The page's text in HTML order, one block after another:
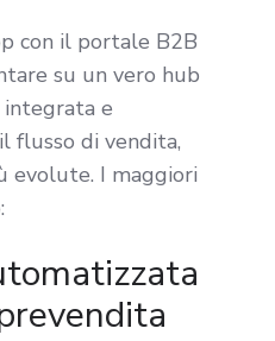
con il portale B2B
su un vero hub
e
flusso di vendita,
evolute. I maggiori